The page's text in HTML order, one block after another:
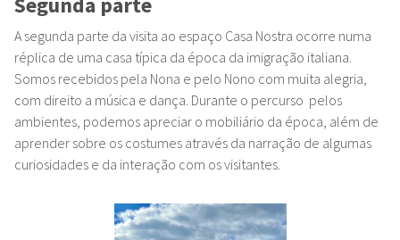
A segunda parte da visita ao espaço Casa Nostra ocorre numa
réplica de uma casa típica da época da imigração italiana.
Somos recebidos pela Nona e pelo Nono com muita alegria,
com direito a música e dança. Durante o percurso pelos
ambientes, podemos apreciar o mobiliário da época, além de
aprender sobre os costumes através da narração de algumas
curiosidades e da interação com os visitantes.